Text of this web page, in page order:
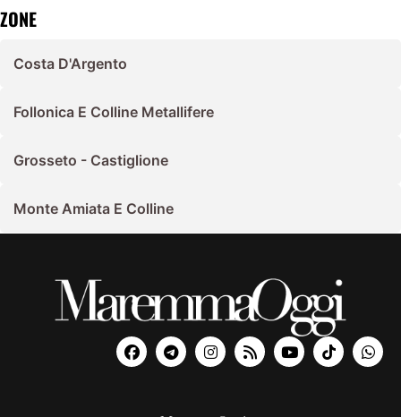
ZONE
Costa D'Argento
Follonica E Colline Metallifere
Grosseto - Castiglione
Monte Amiata E Colline